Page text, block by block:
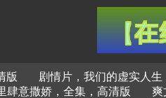
版 剧情片，我们的虚实人生
肆意撒娇，全集，高清版 爽